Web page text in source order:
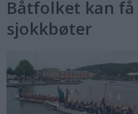
Båtfolket kan få
sjokkbøter